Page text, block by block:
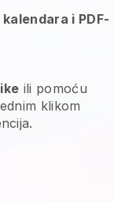
i PDF-
ili pomoću
klikom